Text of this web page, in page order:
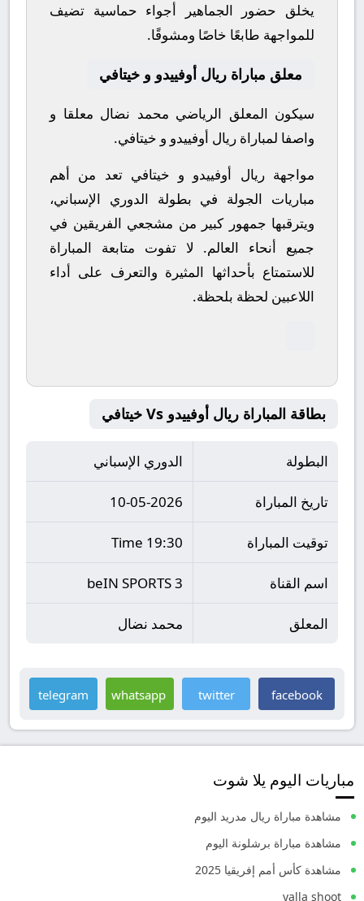
يخلق حضور الجماهير أجواء حماسية تضيف
للمواجهة طابعًا خاصًا ومشوقًا.
معلق مباراة ريال أوفييدو و خيتافي
سيكون المعلق الرياضي محمد نضال معلقا و
واصفا لمباراة ريال أوفييدو و خيتافي.
مواجهة ريال أوفييدو و خيتافي تعد من أهم
مباريات الجولة في بطولة الدوري الإسباني،
ويترقبها جمهور كبير من مشجعي الفريقين في
جميع أنحاء العالم.
لا تفوت متابعة المباراة
للاستمتاع بأحداثها المثيرة والتعرف على أداء
اللاعبين لحظة بلحظة.
بطاقة المباراة ريال أوفييدو Vs خيتافي
البطولة الدوري الإسباني
تاريخ المباراة 10-05-2026
توقيت المباراة 19:30 Time
اسم القناة beIN SPORTS 3
المعلق محمد نضال
facebook
twitter
whatsapp
telegram
مباريات اليوم يلا شوت
مشاهدة مباراة ريال مدريد اليوم
مشاهدة مباراة برشلونة اليوم
مشاهدة كأس أمم إفريقيا 2025
yalla shoot